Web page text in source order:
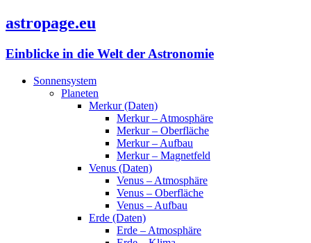
astropage.eu
Einblicke in die Welt der Astronomie
Sonnensystem
Planeten
Merkur (Daten)
Merkur – Atmosphäre
Merkur – Oberfläche
Merkur – Aufbau
Merkur – Magnetfeld
Venus (Daten)
Venus – Atmosphäre
Venus – Oberfläche
Venus – Aufbau
Erde (Daten)
Erde – Atmosphäre